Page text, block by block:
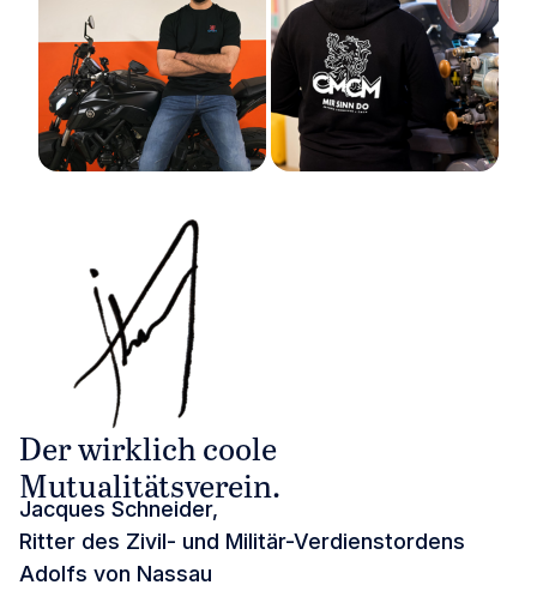
Der wirklich coole
Mutualitätsverein.
Jacques Schneider,
Ritter des Zivil- und Militär-Verdienstordens
Adolfs von Nassau